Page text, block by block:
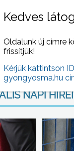
ünnepségen.
NAPI HÍREI
Kedves
Oldalunk új címre
frissítjük!
Kérjük kattintson
gyongyosma.hu